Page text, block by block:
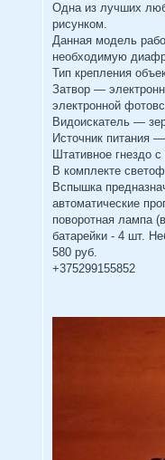
Одна из лучших
рисунком.
Данная модель
необходимую
Тип крепления
Затвор —
электронной
Видоискатель —
Источник питания
Штативное гнездо
В комплекте
Вспышка
автоматические
поворотная лампа
батарейки - 4 шт.
580 руб.
+375299155852